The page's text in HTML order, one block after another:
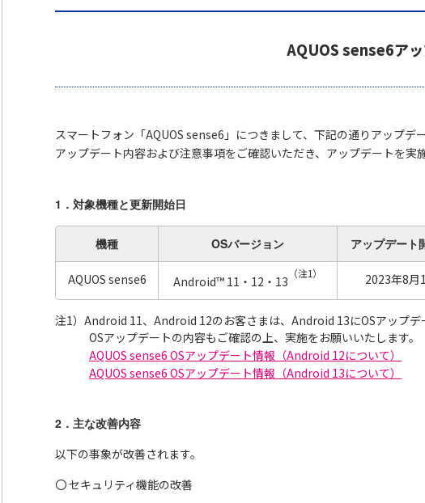
AQUOS sense6ア
スマートフォン「AQUOS sense6」につきまして、下記の通りアップデ
アップデート内容および注意事項をご確認いただき、アップデートを実
1．対象機種と更新開始日
機種 OSバージョン アップデート
AQUOS sense6 Android™ 11・12・13
（注1） 2023年8月
注1）Android 11、Android 12のお客さまは、Android 13にOSアップデ
OSアップデートの内容もご確認の上、実施をお願いいたします。
AQUOS sense6 OSアップデート情報（Android 12について）
AQUOS sense6 OSアップデート情報（Android 13について）
2．主な改善内容
以下の事象が改善されます。
〇 セキュリティ機能の改善